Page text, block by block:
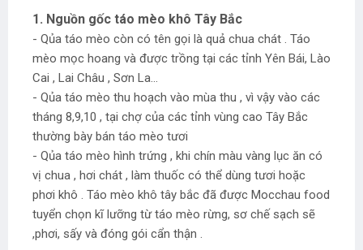
1. Nguồn gốc táo mèo khô Tây Bắc
- Qủa táo mèo còn có tên gọi là quả chua chát . Táo
mèo mọc hoang và được trồng tại các tỉnh Yên Bái, Lào
Cai , Lai Châu , Sơn La...
- Qủa táo mèo thu hoạch vào mùa thu , vì vậy vào các
tháng 8,9,10 , tại chợ của các tỉnh vùng cao Tây Bắc
thường bày bán táo mèo tươi
- Qủa táo mèo hình trứng , khi chín màu vàng lục ăn có
vị chua , hơi chát , làm thuốc có thể dùng tươi hoặc
phơi khô . Táo mèo khô tây bắc đã được Mocchau food
tuyển chọn kĩ lưỡng từ táo mèo rừng, sơ chế sạch sẽ
,phơi, sấy và đóng gói cẩn thận .